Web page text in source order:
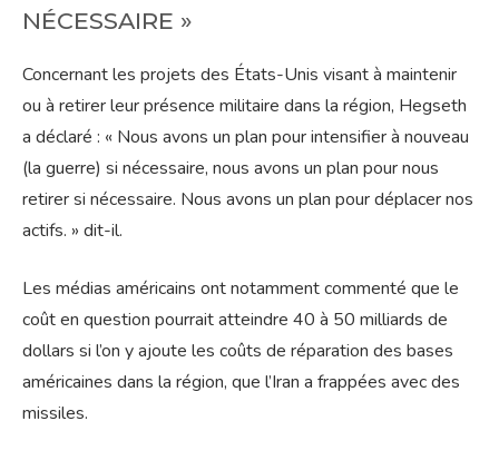
NÉCESSAIRE »
Concernant les projets des États-Unis visant à maintenir
ou à retirer leur présence militaire dans la région, Hegseth
a déclaré : « Nous avons un plan pour intensifier à nouveau
(la guerre) si nécessaire, nous avons un plan pour nous
retirer si nécessaire. Nous avons un plan pour déplacer nos
actifs. » dit-il.
Les médias américains ont notamment commenté que le
coût en question pourrait atteindre 40 à 50 milliards de
dollars si l’on y ajoute les coûts de réparation des bases
américaines dans la région, que l’Iran a frappées avec des
missiles.